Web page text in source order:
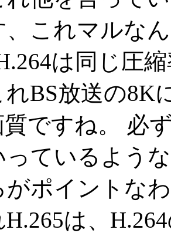
、これマルな
は同じ圧
BS放送の8K
ですね。 必
っているよう
がポイントな
は、